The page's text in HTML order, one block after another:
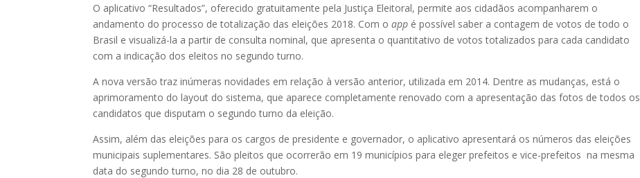
O aplicativo “Resultados”, oferecido gratuitamente pela Justiça Eleitoral, permite aos cidadãos acompanharem o
andamento do processo de totalização das eleições 2018. Com oapp é possível saber a contagem de votos de todo o
Brasil e visualizá-la a partir de consulta nominal, que apresenta o quantitativo de votos totalizados para cada candidato
com a indicação dos eleitos no segundo turno.
A nova versão traz inúmeras novidades em relação à versão anterior, utilizada em 2014. Dentre as mudanças, está o
aprimoramento do layout do sistema, que aparece completamente renovado com a apresentação das fotos de todos os
candidatos que disputam o segundo turno da eleição.
Assim, além das eleições para os cargos de presidente e governador, o aplicativo apresentará os números das eleições
municipais suplementares. São pleitos que ocorrerão em 19 municípios para eleger prefeitos e vice-prefeitos na mesma
data do segundo turno, no dia 28 de outubro.